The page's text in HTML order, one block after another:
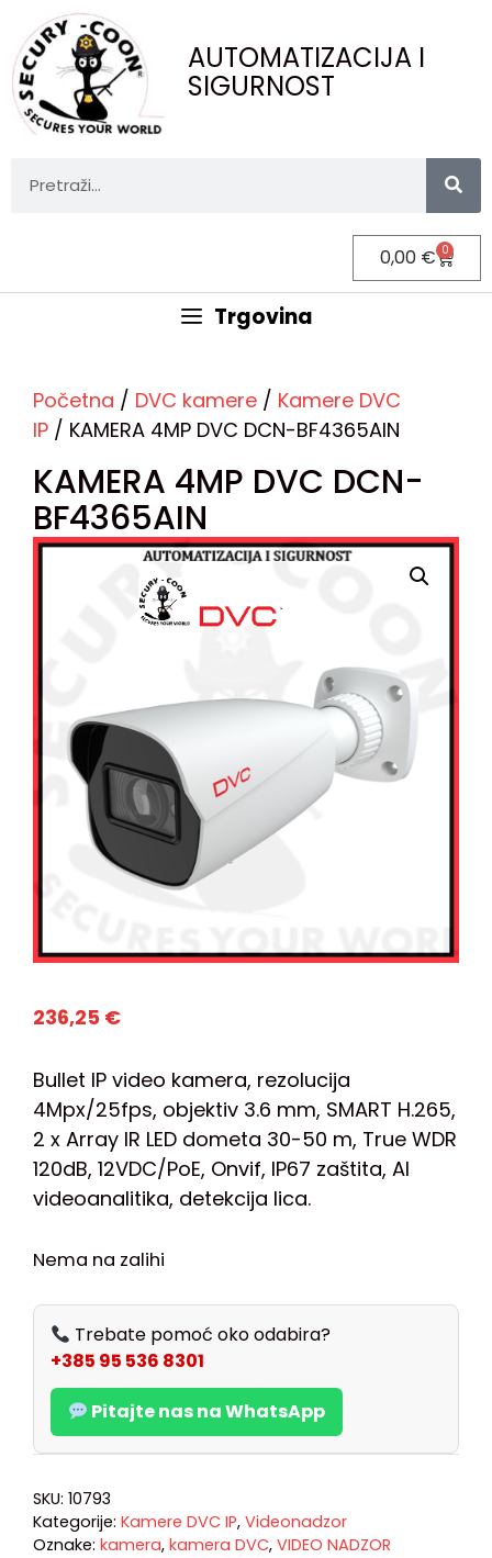
AUTOMATIZACIJA I
SIGURNOST
0,00 € 0
Trgovina
Početna / DVC kamere / Kamere DVC
IP / KAMERA 4MP DVC DCN-BF4365AIN
KAMERA 4MP DVC DCN-
BF4365AIN
236,25 €
Bullet IP video kamera, rezolucija
4Mpx/25fps, objektiv 3.6 mm, SMART H.265,
2 x Array IR LED dometa 30-50 m, True WDR
120dB, 12VDC/PoE, Onvif, IP67 zaštita, AI
videoanalitika, detekcija lica.
Nema na zalihi
Trebate pomoć oko odabira?
+385 95 536 8301
Pitajte nas na WhatsApp
SKU: 10793
Kategorije: Kamere DVC IP, Videonadzor
Oznake: kamera, kamera DVC, VIDEO NADZOR